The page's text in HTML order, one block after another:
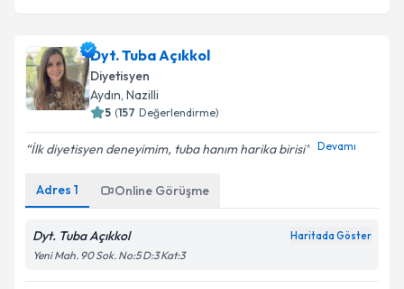
Dyt. Tuba Açıkkol
Diyetisyen
Aydın, Nazilli
5 (157 Değerlendirme)
İlk diyetisyen deneyimim, tuba hanım harika birisi Devamı
Adres 1 Online Görüşme
Dyt. Tuba Açıkkol Haritada Göster
Yeni Mah. 90 Sok. No:5 D:3 Kat:3